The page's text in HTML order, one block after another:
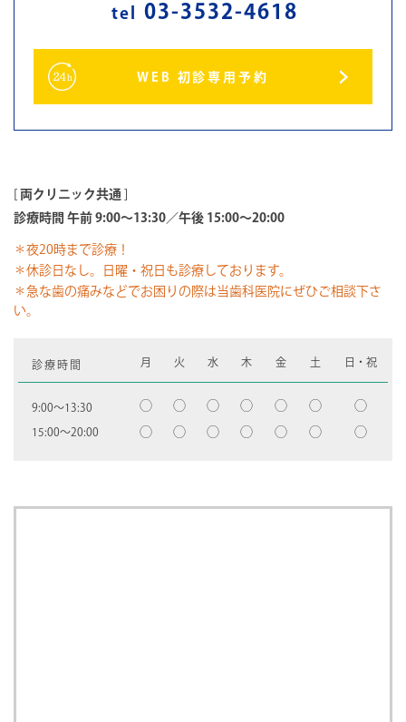
tel 03-3532-4618
WEB 初診専用予約
両クリニック共通
診療時間 午前 9:00～13:30／午後 15:00～20:00
＊夜20時まで診療！
＊休診日なし。日曜・祝日も診療しております。
＊急な歯の痛みなどでお困りの際は当歯科医院にぜひご相談下さ
い。
診療時間 月 火 水 木 金 土 日・祝
9:00〜13:30 ◯ ◯ ◯ ◯ ◯ ◯ ◯
15:00〜20:00 ◯ ◯ ◯ ◯ ◯ ◯ ◯